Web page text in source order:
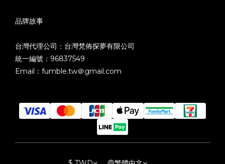
品牌故事
台灣代理公司：台灣梵佈探夢有限公司
統一編號：96837549
Email：fumble.tw＠gmail.com